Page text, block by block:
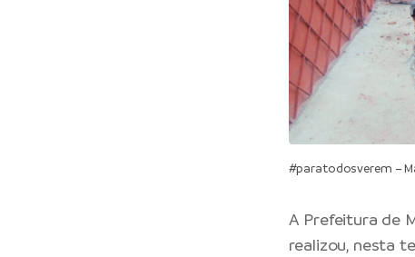
#paratodosverem –
A Prefeitura de
realizou, nesta